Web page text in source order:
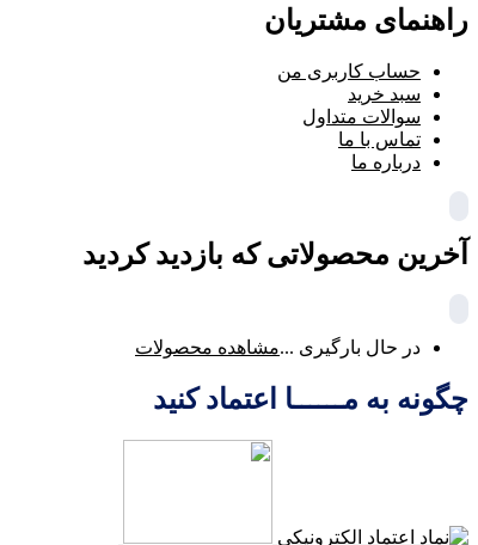
راهنمای مشتریان
حساب کاربری من
سبد خرید
سوالات متداول
تماس با ما
درباره ما
آخرین محصولاتی که بازدید کردید
در حال بارگیری ...مشاهده محصولات
چگونه به مــــــا اعتماد کنید